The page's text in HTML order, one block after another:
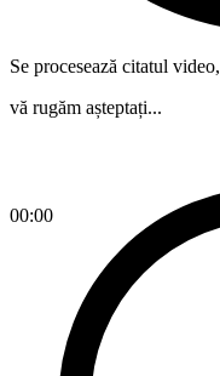
00:00
Se procesează citatul video,
vă rugăm așteptați...